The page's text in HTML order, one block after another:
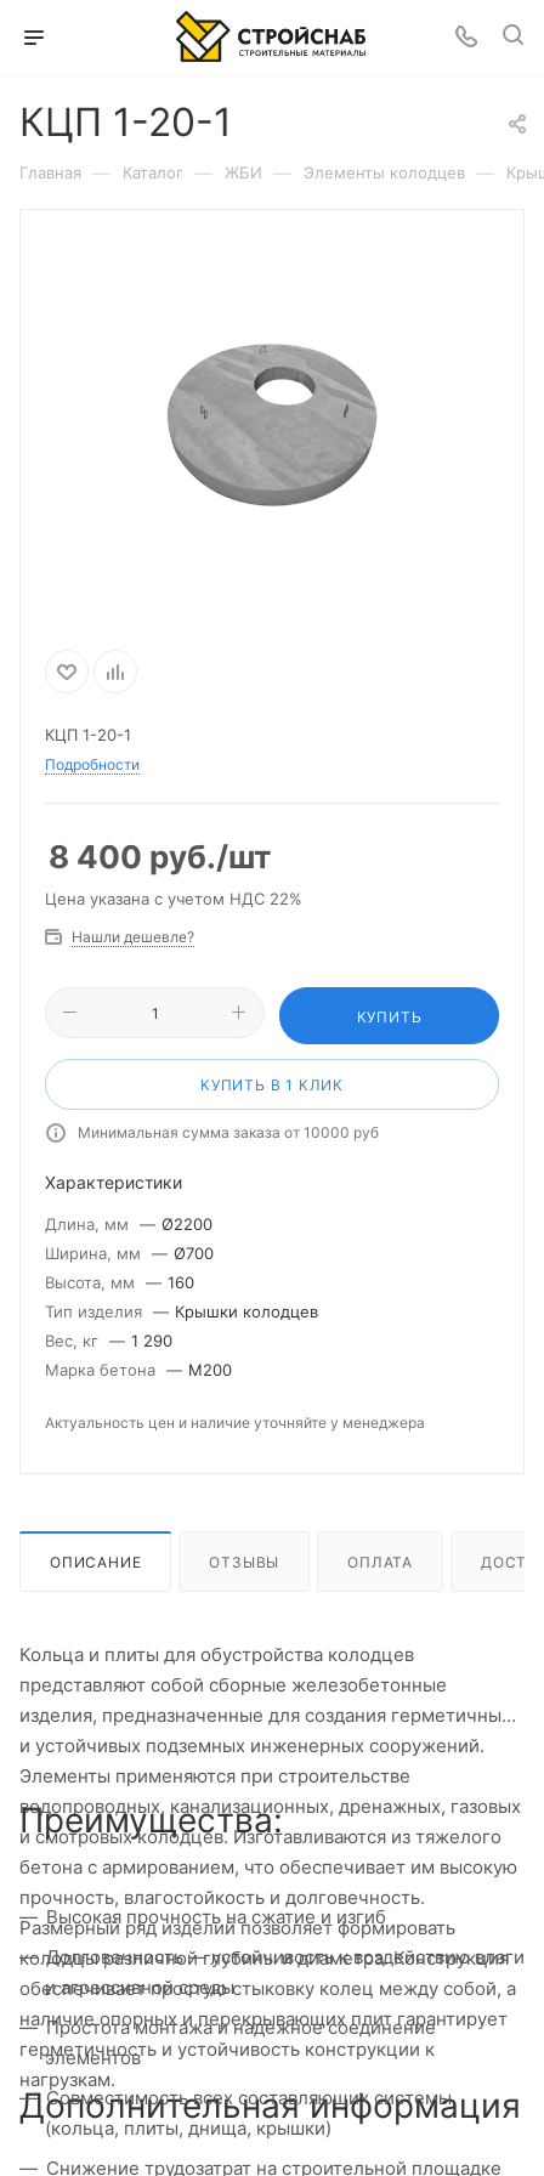
КЦП 1-20-1
Главная — Каталог — ЖБИ — Элементы колодцев —
КЦП 1-20-1
Подробности
8 400 руб./шт
Цена указана с учетом НДС 22%
Нашли дешевле?
КУПИТЬ
КУПИТЬ В 1 КЛИК
Минимальная сумма заказа от 10000 руб
Характеристики
Длина, мм — Ø2200
Ширина, мм
— Ø700
Высота, мм
— 160
Тип изделия — Крышки колодцев
Вес, кг — 1 290
Марка бетона — М200
Актуальность цен и наличие уточняйте у менеджера
ОПИСАНИЕ ОТЗЫВЫ ОПЛАТА
Кольца и плиты для обустройства колодцев
представляют собой сборные железобетонные
изделия, предназначенные для создания герметичных
и устойчивых подземных инженерных сооружений.
Элементы применяются при строительстве
водопроводных, канализационных, дренажных, газовых
и смотровых колодцев. Изготавливаются из тяжелого
бетона с армированием, что обеспечивает им высокую
прочность, влагостойкость и долговечность.
Размерный ряд изделий позволяет формировать
колодцы различной глубины и диаметра. Конструкция
обеспечивает простую стыковку колец между собой, а
наличие опорных и перекрывающих плит гарантирует
герметичность и устойчивость конструкции к
нагрузкам.
Преимущества:
Высокая прочность на сжатие и изгиб
Долговечность — устойчивость к воздействию влаги
и агрессивной среды
Простота монтажа и надежное соединение
элементов
Совместимость всех составляющих системы
(кольца, плиты, днища, крышки)
Снижение трудозатрат на строительной площадке
Дополнительная информация